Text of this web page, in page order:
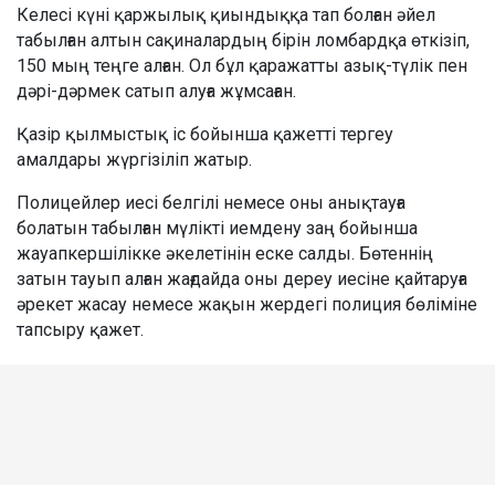
Келесі күні қаржылық қиындыққа тап болған әйел
табылған алтын сақиналардың бірін ломбардқа өткізіп,
150 мың теңге алған. Ол бұл қаражатты азық-түлік пен
дәрі-дәрмек сатып алуға жұмсаған.
Қазір қылмыстық іс бойынша қажетті тергеу
амалдары жүргізіліп жатыр.
Полицейлер иесі белгілі немесе оны анықтауға
болатын табылған мүлікті иемдену заң бойынша
жауапкершілікке әкелетінін еске салды. Бөтеннің
затын тауып алған жағдайда оны дереу иесіне қайтаруға
әрекет жасау немесе жақын жердегі полиция бөліміне
тапсыру қажет.